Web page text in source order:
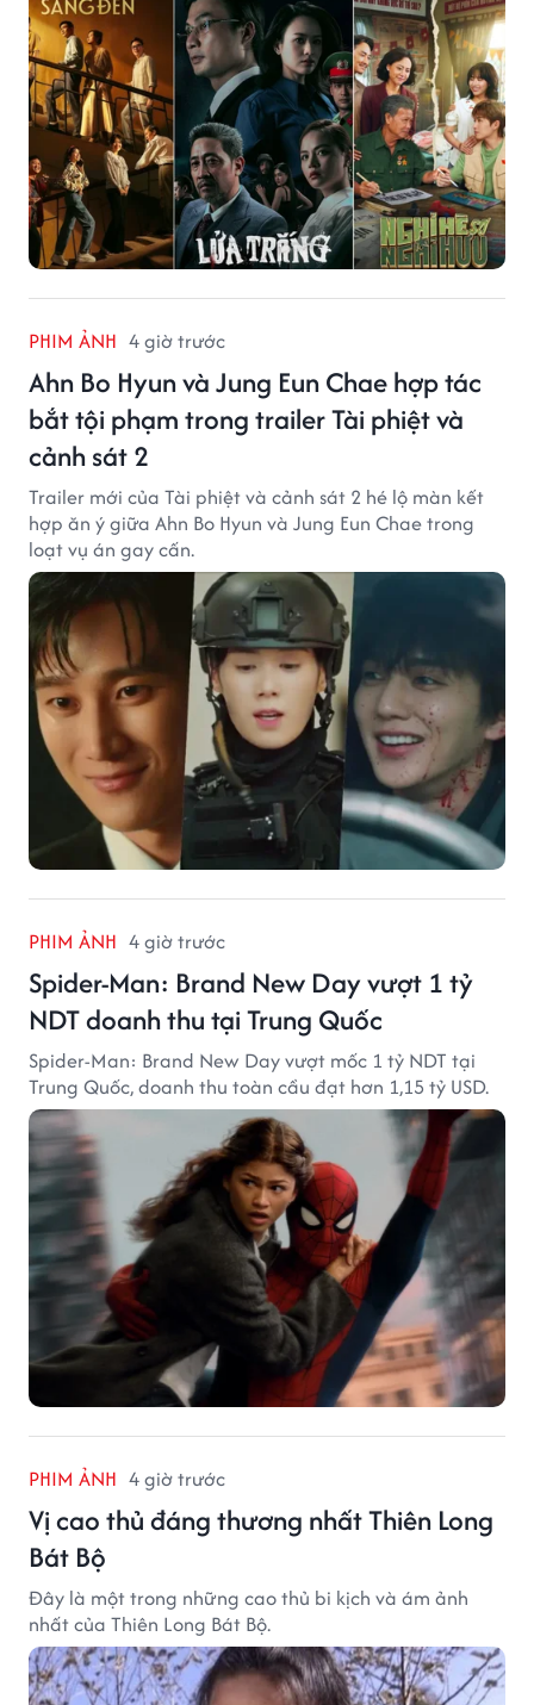
PHIM ẢNH 4 giờ trước
Ahn Bo Hyun và Jung Eun Chae hợp tác
bắt tội phạm trong trailer Tài phiệt và
cảnh sát 2
Trailer mới của Tài phiệt và cảnh sát 2 hé lộ màn kết
hợp ăn ý giữa Ahn Bo Hyun và Jung Eun Chae trong
loạt vụ án gay cấn.
PHIM ẢNH 4 giờ trước
Spider-Man: Brand New Day vượt 1 tỷ
NDT doanh thu tại Trung Quốc
Spider-Man: Brand New Day vượt mốc 1 tỷ NDT tại
Trung Quốc, doanh thu toàn cầu đạt hơn 1,15 tỷ USD.
PHIM ẢNH 4 giờ trước
Vị cao thủ đáng thương nhất Thiên Long
Bát Bộ
Đây là một trong những cao thủ bi kịch và ám ảnh
nhất của Thiên Long Bát Bộ.